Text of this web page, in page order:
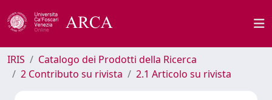
IRIS
Catalogo dei Prodotti della Ricerca
2 Contributo su rivista
2.1 Articolo su rivista